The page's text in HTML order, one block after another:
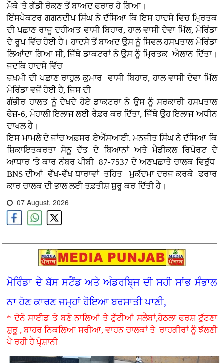
ਮੌਕੇ 'ਤੇ ਗੱਡੀ ਰੋਕਣ ਤੋਂ ਬਾਅਦ ਫਰਾਰ ਹੋ ਗਿਆ।
ਇੰਸਪੈਕਟਰ ਗਗਨਦੀਪ ਸਿੰਘ ਨੇ ਦੱਸਿਆ ਕਿ ਇਸ ਹਾਦਸੇ ਵਿਚ ਮ੍ਰਿਤਕ
ਦੀ ਪਛਾਣ ਰਾਜੂ ਦਹੀਅਤ ਵਾਸੀ ਬਿਹਾਰ, ਹਾਲ ਵਾਸੀ ਦੇਵਾ ਮਿੱਲ, ਮੋਰਿੰਡਾ
ਦੇ ਰੂਪ ਵਿੱਚ ਹੋਈ ਹੈ। ਹਾਦਸੇ ਤੋਂ ਬਾਅਦ ਉਸ ਨੂੰ ਸਿਵਲ ਹਸਪਤਾਲ ਮੋਰਿੰਡਾ
ਲਿਆਂਦਾ ਗਿਆ ਸੀ, ਜਿੱਥੇ ਡਾਕਟਰਾਂ ਨੇ ਉਸ ਨੂੰ ਮ੍ਰਿਤਕ ਐਲਾਨ ਦਿੱਤਾ।
ਜਦਕਿ ਹਾਦਸੇ ਵਿੱਚ
ਜ਼ਖ਼ਮੀ ਦੀ ਪਛਾਣ ਰਾਹੁਲ ਕੁਮਾਰ ਵਾਸੀ ਬਿਹਾਰ, ਹਾਲ ਵਾਸੀ ਦੇਵਾ ਮਿੱਲ
ਮੋਰਿੰਡਾ ਵਜੋਂ ਹੋਈ ਹੈ, ਜਿਸ ਦੀ
ਗੰਭੀਰ ਹਾਲਤ ਨੂੰ ਦੇਖਦੇ ਹੋਏ ਡਾਕਟਰਾ ਨੇ ਉਸ ਨੂੰ ਸਰਕਾਰੀ ਹਸਪਤਾਲ
ਫੇਜ਼-6, ਮੋਹਾਲੀ ਇਲਾਜ ਲਈ ਰੈਫ਼ਰ ਕਰ ਦਿੱਤਾ, ਜਿੱਥੇ ਉਹ ਇਲਾਜ ਅਧੀਨ
ਦਾਖਲ ਹੈ।
ਇਸ ਮਾਮਲੇ ਦੇ ਜਾਂਚ ਅਫ਼ਸਰ ਏਐੱਸਆਈ. ਮਨਜੀਤ ਸਿੰਘ ਨੇ ਦੱਸਿਆ ਕਿ
ਸ਼ਿਕਾਇਤਕਰਤਾ ਸੋਨੂ ਦੱਤ ਦੇ ਬਿਆਨਾਂ ਅਤੇ ਮੈਡੀਕਲ ਰਿਪੋਰਟ ਦੇ
ਆਧਾਰ 'ਤੇ ਕਾਰ ਨੰਬਰ ਪੀਬੀ 87-7537 ਦੇ ਅਣਪਛਾਤੇ ਚਾਲਕ ਵਿਰੁੱਧ
BNS ਦੀਆਂ ਵੱਖ-ਵੱਖ ਧਾਰਾਵਾਂ ਤਹਿਤ ਮੁਕੱਦਮਾ ਦਰਜ ਕਰਕੇ ਫਰਾਰ
ਕਾਰ ਚਾਲਕ ਦੀ ਭਾਲ ਲਈ ਤਫ਼ਤੀਸ਼ ਸ਼ੁਰੂ ਕਰ ਦਿੱਤੀ ਹੈ।
07 August, 2026
ਮੋਰਿੰਡਾ ਦੇ ਬੱਸ ਸਟੈਂਡ ਅਤੇ ਅੰਡਰਬਿ੍ਜ ਦੀ ਸਹੀ ਸਾਂਭ ਸੰਭਾਲ
ਨਾ ਹੋਣ ਕਾਰਣ ਜਮ੍ਹਾਂ ਹੋਇਆ ਬਰਸਾਤੀ ਪਾਣੀ,
* ਦੋਨੋ ਸਾਈਡ ਤੇ ਬਣੇ ਨਾਲਿਆਂ ਤੇ ਟੁੱਟੀਆਂ ਸਲੈਬਾਂ,ਹੇਠਲਾ ਫਰਸ਼ ਟੁੱਟਣਾ
ਸ਼ੁਰੂ , ਬਾਹਰ ਨਿਕਲਿਆ ਸਰੀਆ, ਵਾਹਨ ਚਾਲਕਾਂ ਤੇ ਰਾਹਗੀਰਾਂ ਨੂੰ ਝੱਲਣੀ
ਪੈ ਰਹੀ ਹੈ ਪੇ੍ਸ਼ਾਨੀ